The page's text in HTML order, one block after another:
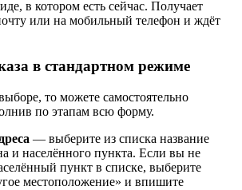
в котором есть сейчас. Получает
или на мобильный телефон и ждёт
в стандартном режиме
то можете самостоятельно
по этапам всю форму.
— выберите из списка название
и населённого пункта. Если вы не
пункт в списке, выберите
местоположение» и впишите